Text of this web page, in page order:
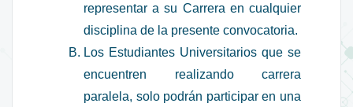
representar a su Carrera en cualquier
disciplina de la presente convocatoria.
Los Estudiantes Universitarios que se
encuentren realizando carrera
paralela, solo podrán participar en una